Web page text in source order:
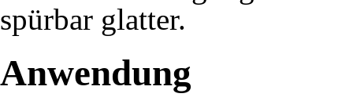
spürbar glatter.
Anwendung